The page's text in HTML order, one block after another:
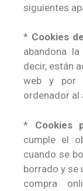
siguientes
* Cookies
abandona
decir, están
web y por
ordenador al
* Cookies
cumple el
cuando se
borrado y se
compra